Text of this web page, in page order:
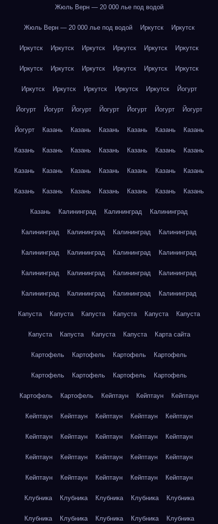
Жюль Верн — 20 000 лье под водой
Жюль Верн — 20 000 лье под водой Иркутск Иркутск
Иркутск Иркутск Иркутск Иркутск Иркутск Иркутск
Иркутск Иркутск Иркутск Иркутск Иркутск Иркутск
Иркутск Иркутск Иркутск Иркутск Иркутск Йогурт
Йогурт Йогурт Йогурт Йогурт Йогурт Йогурт Йогурт
Йогурт Казань Казань Казань Казань Казань Казань
Казань Казань Казань Казань Казань Казань Казань
Казань Казань Казань Казань Казань Казань Казань
Казань Казань Казань Казань Казань Казань Казань
Казань Калининград Калининград Калининград
Калининград Калининград Калининград Калининград
Калининград Калининград Калининград Калининград
Калининград Калининград Калининград Калининград
Калининград Калининград Калининград Калининград
Капуста Капуста Капуста Капуста Капуста Капуста
Капуста Капуста Капуста Капуста Карта сайта
Картофель Картофель Картофель Картофель
Картофель Картофель Картофель Картофель
Картофель Картофель Кейптаун Кейптаун Кейптаун
Кейптаун Кейптаун Кейптаун Кейптаун Кейптаун
Кейптаун Кейптаун Кейптаун Кейптаун Кейптаун
Кейптаун Кейптаун Кейптаун Кейптаун Кейптаун
Кейптаун Кейптаун Кейптаун Кейптаун Кейптаун
Клубника Клубника Клубника Клубника Клубника
Клубника Клубника Клубника Клубника Клубника